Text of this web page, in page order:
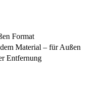
Format
Material – für Außen
Entfernung